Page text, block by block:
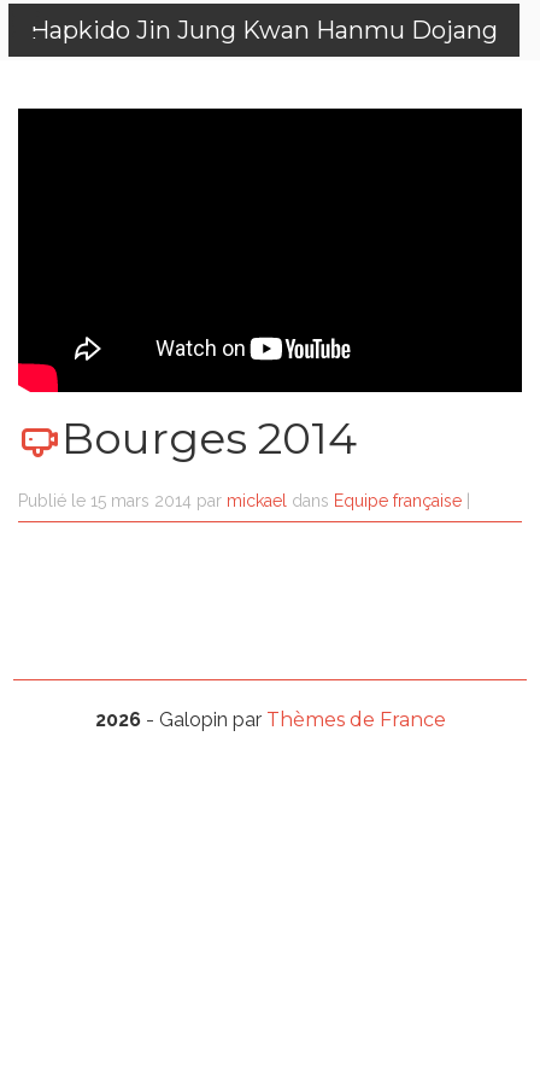
Hapkido Jin Jung Kwan Hanmu Dojang
Bourges 2014
Publié le 15 mars 2014 par mickael dans Equipe française
2026- Galopin par Thèmes de France